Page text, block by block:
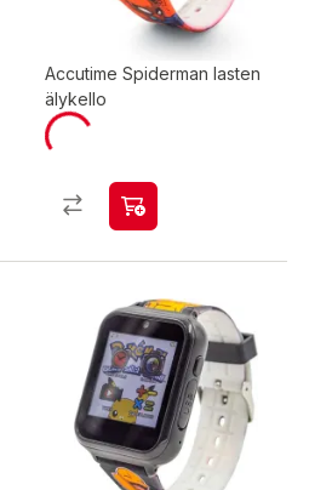
Accutime Spiderman lasten
älykello